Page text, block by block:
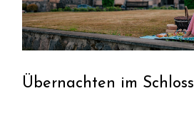
Übernachten im Schloss